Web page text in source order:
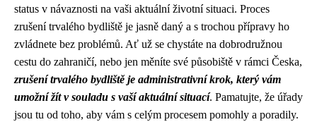
status v návaznosti na vaši aktuální životní situaci. Proces
zrušení trvalého bydliště je jasně daný a s trochou přípravy ho
zvládnete bez problémů. Ať už se chystáte na dobrodružnou
cestu do zahraničí, nebo jen měníte své působiště v rámci Česka,
zrušení trvalého bydliště je administrativní krok, který vám
umožní žít v souladu s vaší aktuální situací. Pamatujte, že úřady
jsou tu od toho, aby vám s celým procesem pomohly a poradily.